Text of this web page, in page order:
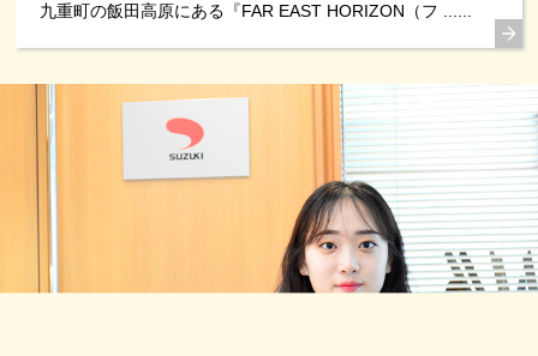
九重町の飯田高原にある『FAR EAST HORIZON（フ ......